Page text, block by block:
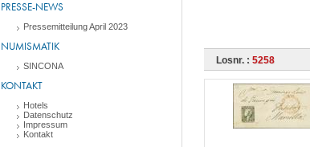
PRESSE-NEWS
Pressemitteilung April 2023
NUMISMATIK
SINCONA
KONTAKT
Hotels
Datenschutz
Impressum
Kontakt
Losnr. : 5258